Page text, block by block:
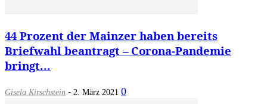
44 Prozent der Mainzer haben bereits
Briefwahl beantragt – Corona-Pandemie
bringt...
Gisela Kirschstein - 2. März 2021 0